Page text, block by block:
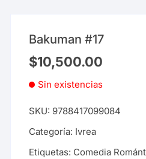
Bakuman #17
$10,500.00
Sin existencias
SKU: 9788417099084
Categoría: Ivrea
Etiquetas: Comedia